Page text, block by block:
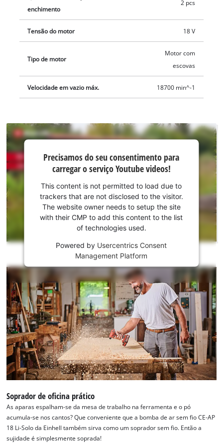
enchimento
2 pcs
Tensão do motor 18 V
Tipo de motor
Motor com
escovas
Velocidade em vazio máx. 18700 min^-1
Precisamos do
consentimento
para carregar o
serviço
Youtube!
content
is
permitted
load
due
to
trackers
that
are
not
disclosed
to
the
visitor.
The
website
to
Precisamos do seu consentimento para
carregar o serviço Youtube videos!
This content is not permitted to load due to
trackers that are not disclosed to the visitor.
The website owner needs to setup the site
with their CMP to add this content to the list
of technologies used.
Powered by Usercentrics Consent
Management Platform
Soprador de oficina prático
As aparas espalham-se da mesa de trabalho na ferramenta e o pó
acumula-se nos cantos? Que conveniente que a bomba de ar sem fio CE-AP
18 Li-Solo da Einhell também sirva como um soprador sem fio. Então a
sujidade é simplesmente soprada!